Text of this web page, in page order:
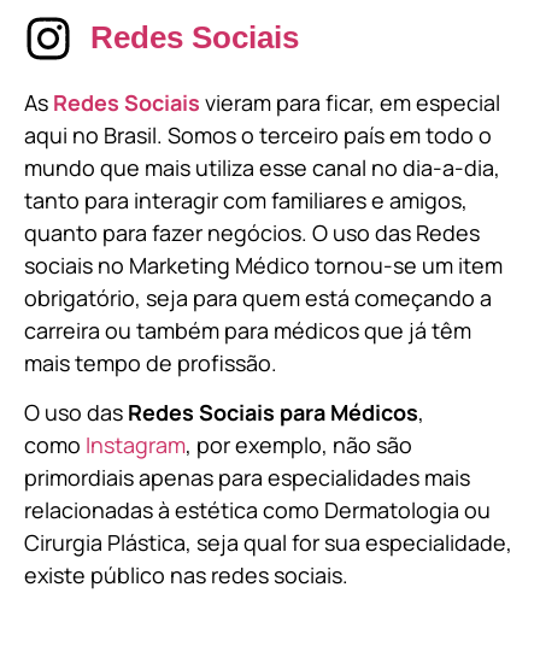
Redes Sociais
As Redes Sociais vieram para ficar, em especial
aqui no Brasil. Somos o terceiro país em todo o
mundo que mais utiliza esse canal no dia-a-dia,
tanto para interagir com familiares e amigos,
quanto para fazer negócios. O uso das Redes
sociais no Marketing Médico tornou-se um item
obrigatório, seja para quem está começando a
carreira ou também para médicos que já têm
mais tempo de profissão.
O uso das Redes Sociais para Médicos,
como Instagram, por exemplo, não são
primordiais apenas para especialidades mais
relacionadas à estética como Dermatologia ou
Cirurgia Plástica, seja qual for sua especialidade,
existe público nas redes sociais.